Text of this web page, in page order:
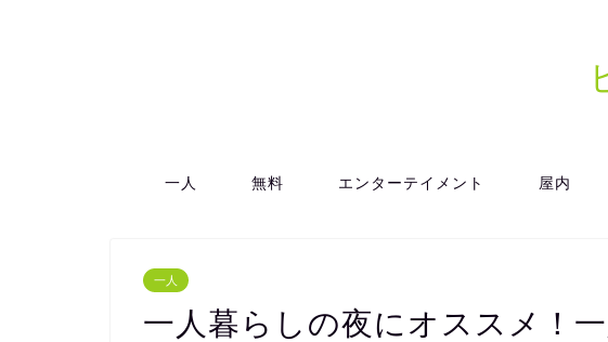
一人 無料 エンターテイメント 屋内
一人
一人暮らしの夜にオススメ！